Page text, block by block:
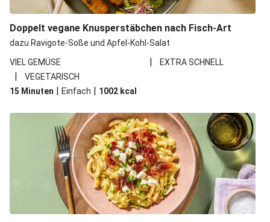
Doppelt vegane Knusperstäbchen nach Fisch-Art
dazu Ravigote-Soße und Apfel-Kohl-Salat
VIEL GEMÜSE
| EXTRA SCHNELL
|
VEGETARISCH
15 Minuten | Einfach | 1002 kcal